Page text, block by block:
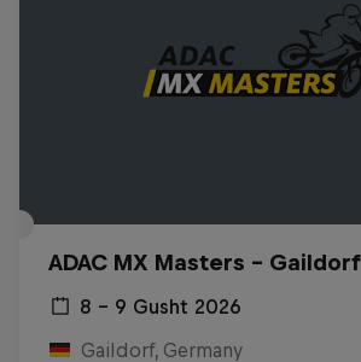
ADAC MX Masters – Gaildorf
8 – 9 Gusht 2026
Gaildorf, Germany